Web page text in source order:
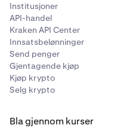
Institusjoner
API-handel
Kraken API Center
Innsatsbelønninger
Send penger
Gjentagende kjøp
Kjøp krypto
Selg krypto
Bla gjennom kurser